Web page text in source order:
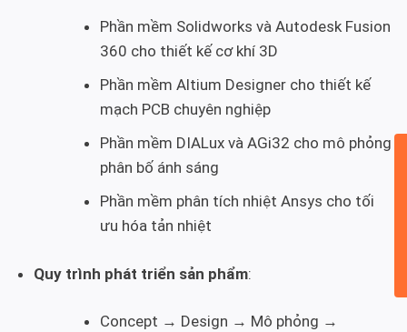
Phần mềm Solidworks và Autodesk Fusion
360 cho thiết kế cơ khí 3D
Phần mềm Altium Designer cho thiết kế
mạch PCB chuyên nghiệp
Phần mềm DIALux và AGi32 cho mô phỏng
phân bố ánh sáng
Phần mềm phân tích nhiệt Ansys cho tối
ưu hóa tản nhiệt
Quy trình phát triển sản phẩm:
Concept → Design → Mô phỏng →